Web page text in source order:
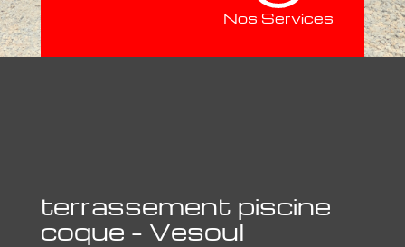
Nos Services
terrassement piscine
coque – Vesoul